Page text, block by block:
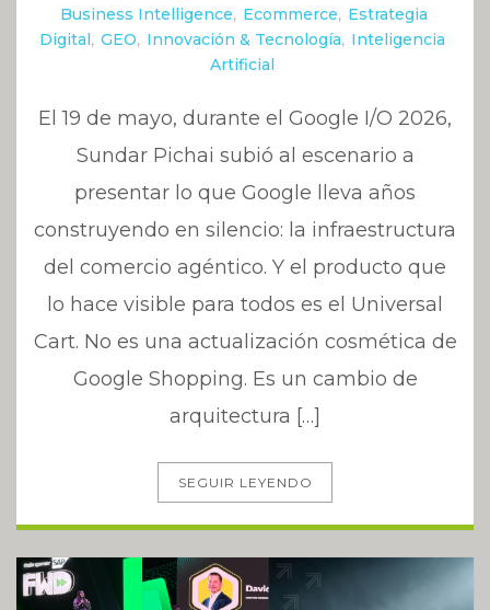
Business Intelligence, Ecommerce, Estrategia
Digital, GEO, Innovación & Tecnología, Inteligencia
Artificial
El 19 de mayo, durante el Google I/O 2026,
Sundar Pichai subió al escenario a
presentar lo que Google lleva años
construyendo en silencio: la infraestructura
del comercio agéntico. Y el producto que
lo hace visible para todos es el Universal
Cart. No es una actualización cosmética de
Google Shopping. Es un cambio de
arquitectura […]
SEGUIR LEYENDO